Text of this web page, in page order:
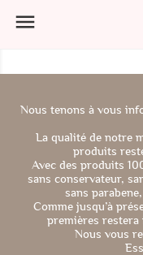

Nous tenons à vous
La qualité de notre
produits
Avec des produits
sans conservateur,
sans
Comme jusqu’à
premières restera
Nous vous